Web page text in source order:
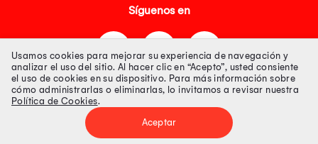
Síguenos en
Tienda 100% Segura
Tiendas Peruanas S.A. R.U.C. Nº 20493020618. Todos los derechos
Usamos cookies para mejorar su experiencia de navegación y
analizar el uso del sitio. Al hacer clic en “Acepto”, usted consiente
el uso de cookies en su dispositivo. Para más información sobre
cómo administrarlas o eliminarlas, lo invitamos a revisar nuestra
Política de Cookies.
Aceptar